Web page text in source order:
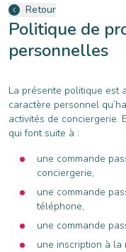
Retour
Politique de
personnelles
La présente politique est
caractère personnel
activités de conciergerie.
qui font suite à :
une commande
conciergerie,
une commande
téléphone,
une commande
une inscription à